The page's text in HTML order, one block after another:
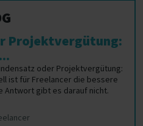
Projektvergütung:
oder Projektvergütung:
ist für Freelancer die bessere
Antwort gibt es darauf nicht.